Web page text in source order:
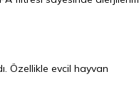
Özellikle evcil hayvan